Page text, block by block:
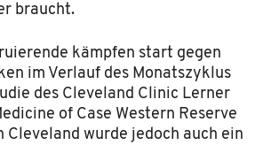
braucht.
kämpfen start gegen
im Verlauf des Monatszyklus
des Cleveland Clinic Lerner
of Case Western Reserve
Cleveland wurde jedoch auch ein